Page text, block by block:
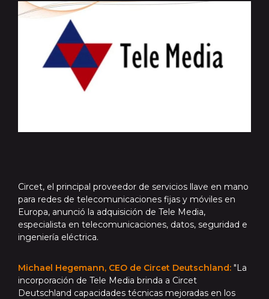
Circet, el principal proveedor de servicios llave en mano
para redes de telecomunicaciones fijas y móviles en
Europa, anunció la adquisición de Tele Media,
especialista en telecomunicaciones, datos, seguridad e
ingeniería eléctrica.
Michael Hegemann, CEO de Circet Deutschland: "La
incorporación de Tele Media brinda a Circet
Deutschland capacidades técnicas mejoradas en los